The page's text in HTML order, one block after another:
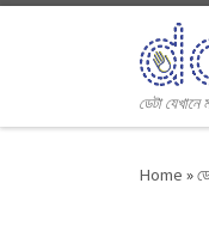
ডেটা যেখানে
Home »